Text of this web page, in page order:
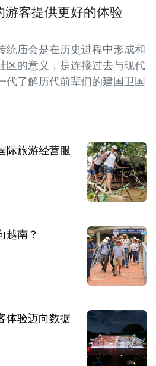
客提供更好的体验
统庙会是在历史进程中形成和
区的意义，是连接过去与现代
代了解历代前辈们的建国卫国
际旅游经营服
越南？
体验迈向数据